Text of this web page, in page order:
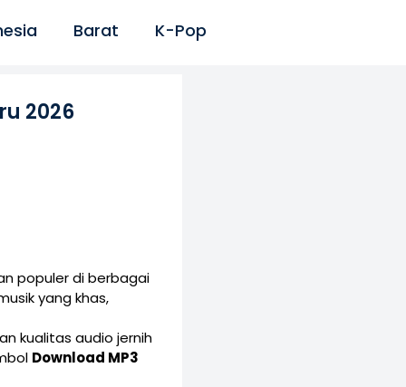
Barat K-Pop
2026
populer di berbagai
yang khas,
kualitas audio jernih
Download MP3